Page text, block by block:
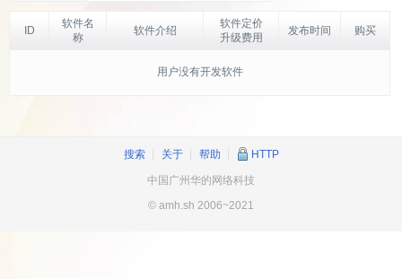
ID
软件名
称
软件介绍
软件定价
升级费用
发布时间 购买
用户没有开发软件
搜索┊ 关于┊ 帮助 HTTP
中国广州华的网络科技
© amh.sh 2006~2021